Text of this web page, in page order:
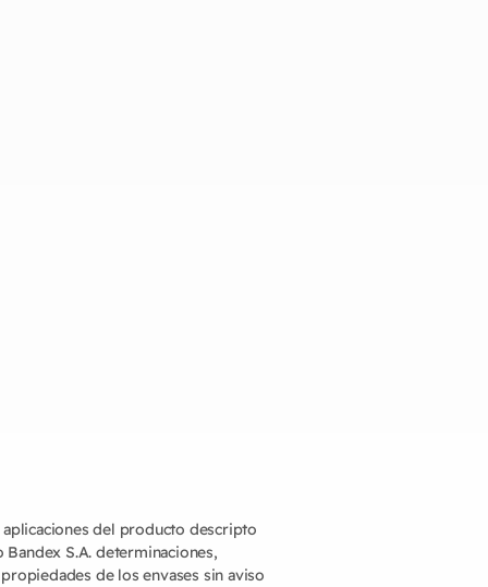
del producto descripto
S.A. determinaciones,
de los envases sin aviso